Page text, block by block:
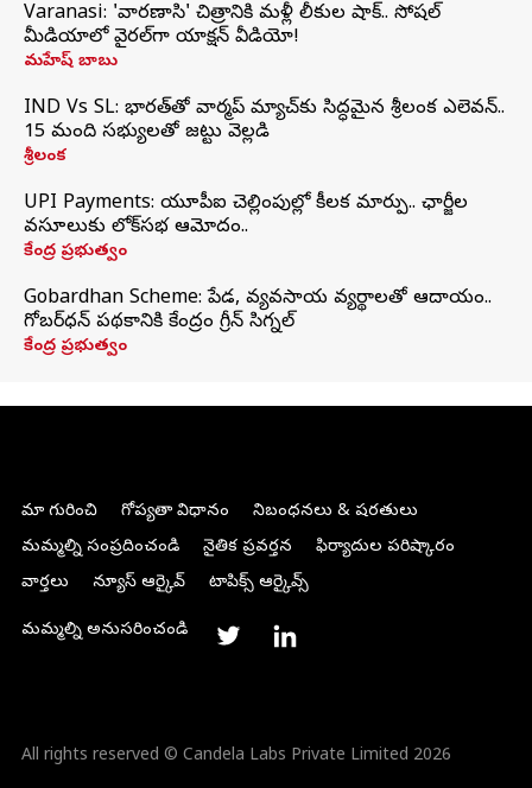
Varanasi: 'వారణాసి' చిత్రానికి మళ్లీ లీకుల షాక్.. సోషల్
మీడియాలో వైరల్‌గా యాక్షన్ వీడియో!
మహేష్ బాబు
IND Vs SL: భారత్‌తో వార్మప్‌ మ్యాచ్‌కు సిద్ధమైన శ్రీలంక ఎలెవన్..
15 మంది సభ్యులతో జట్టు వెల్లడి
శ్రీలంక
UPI Payments: యూపీఐ చెల్లింపుల్లో కీలక మార్పు.. ఛార్జీల
వసూలుకు లోక్‌సభ ఆమోదం..
కేంద్ర ప్రభుత్వం
Gobardhan Scheme: పేడ, వ్యవసాయ వ్యర్థాలతో ఆదాయం..
గోబర్‌ధన్ పథకానికి కేంద్రం గ్రీన్ సిగ్నల్
కేంద్ర ప్రభుత్వం
మా గురించి గోప్యతా విధానం
నిబంధనలు & షరతులు
మమ్మల్ని సంప్రదించండి
నైతిక ప్రవర్తన
ఫిర్యాదుల పరిష్కారం
వార్తలు
న్యూస్ ఆర్కైవ్ టాపిక్స్ ఆర్కైవ్స్
మమ్మల్ని అనుసరించండి
All rights reserved © Candela Labs Private Limited 2026